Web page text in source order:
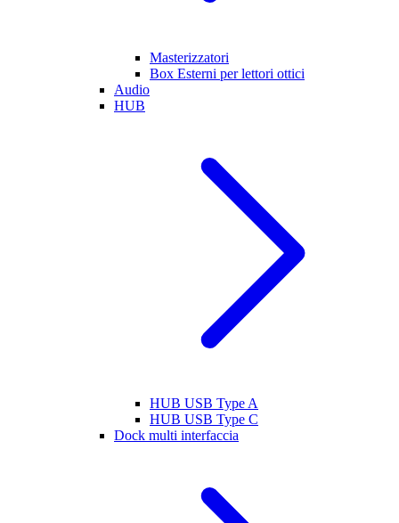
Masterizzatori
Box Esterni per lettori ottici
Audio
HUB
HUB USB Type A
HUB USB Type C
Dock multi interfaccia